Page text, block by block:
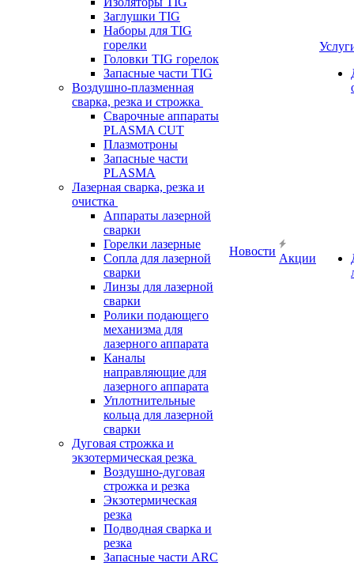
Заглушки TIG
Наборы для TIG
горелки
Головки TIG горелок
Запасные части TIG
Воздушно-плазменная
сварка, резка и строжка
Сварочные аппараты
PLASMA CUT
Плазмотроны
Запасные части
PLASMA
Лазерная сварка, резка и
очистка
Аппараты лазерной
сварки
Горелки лазерные
Сопла для лазерной
сварки
Линзы для лазерной
сварки
Ролики подающего
механизма для
лазерного аппарата
Каналы
направляющие для
лазерного аппарата
Уплотнительные
кольца для лазерной
сварки
Дуговая строжка и
экзотермическая резка
Воздушно-дуговая
строжка и резка
Экзотермическая
резка
Подводная сварка и
резка
Запасные части ARC
Новости
Акции